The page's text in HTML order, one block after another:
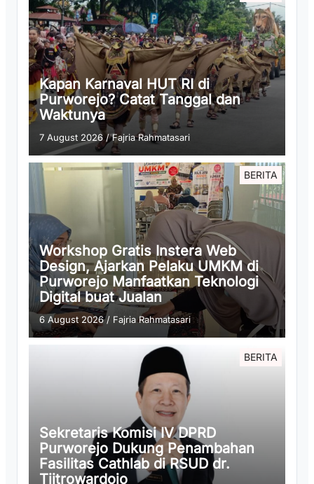
Kapan Karnaval HUT RI di
Purworejo? Catat Tanggal dan
Waktunya
7 August 2026 /Fajria Rahmatasari
BERITA
Workshop Gratis Instera Web
Design, Ajarkan Pelaku UMKM di
Purworejo Manfaatkan Teknologi
Digital buat Jualan
6 August 2026/ Fajria Rahmatasari
BERITA
Sekretaris Komisi IV DPRD
Purworejo Dukung Penambahan
Fasilitas Cathlab di RSUD dr.
Tjitrowardojo